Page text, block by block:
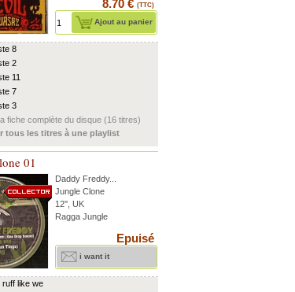
8.70 € (TTC)
Ajout au panier
8
2
11
7
3
fiche complète du disque (16 titres)
tous les titres à une playlist
01
Daddy Freddy...
Jungle Clone
12'', UK
Ragga Jungle
Epuisé
i want it
ruff like we